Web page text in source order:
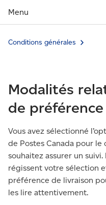
Menu
Tarifs des timbres
Faire un envoi au
Acheter timbres et
Conseils d’expédition
Suivre un envoi
Gérer courrier et colis
Boîtes postales et
Compte MonArgent
Cartes et services
Voir les nouveaux
Proposer un timbre
Magazine En détail
Conditions générales
Modalités
de
Vous avez sélectionné
de Postes Canada pour
souhaitez assurer un
régissent votre sélection
préférence de livraison
les lire attentivement.